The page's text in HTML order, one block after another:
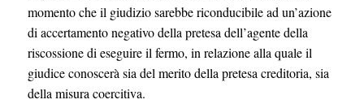
momento che il giudizio sarebbe riconducibile ad un’azione
di accertamento negativo della pretesa dell’agente della
riscossione di eseguire il fermo, in relazione alla quale il
giudice conoscerà sia del merito della pretesa creditoria, sia
della misura coercitiva.